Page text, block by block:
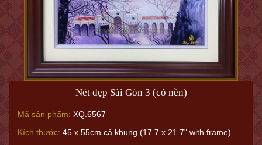
Nét đẹp Sài Gòn 3 (có nền)
Mã sản phẩm: XQ.6567
Kích thước: 45 x 55cm cả khung (17.7 x 21.7" with frame)